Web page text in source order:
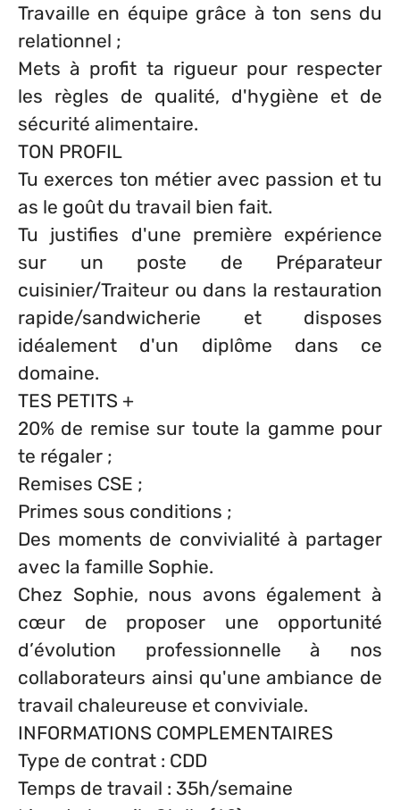
Travaille en équipe grâce à ton sens du
relationnel ;
Mets à profit ta rigueur pour respecter
les règles de qualité, d'hygiène et de
sécurité alimentaire.
TON PROFIL
Tu exerces ton métier avec passion et tu
as le goût du travail bien fait.
Tu justifies d'une première expérience
sur un poste de Préparateur
cuisinier/Traiteur ou dans la restauration
rapide/sandwicherie et disposes
idéalement d'un diplôme dans ce
domaine.
TES PETITS +
20% de remise sur toute la gamme pour
te régaler ;
Remises CSE ;
Primes sous conditions ;
Des moments de convivialité à partager
avec la famille Sophie.
Chez Sophie, nous avons également à
cœur de proposer une opportunité
d’évolution professionnelle à nos
collaborateurs ainsi qu'une ambiance de
travail chaleureuse et conviviale.
INFORMATIONS COMPLEMENTAIRES
Type de contrat : CDD
Temps de travail : 35h/semaine